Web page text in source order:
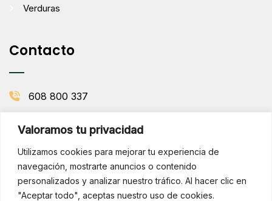
Valoramos tu privacidad
Utilizamos cookies para mejorar tu experiencia de
navegación, mostrarte anuncios o contenido
personalizados y analizar nuestro tráfico. Al hacer clic en
"Aceptar todo", aceptas nuestro uso de cookies.
Verduras
Contacto
608 800 337
Picanya, Valencia
BOLETÍN DE LA HUERTA